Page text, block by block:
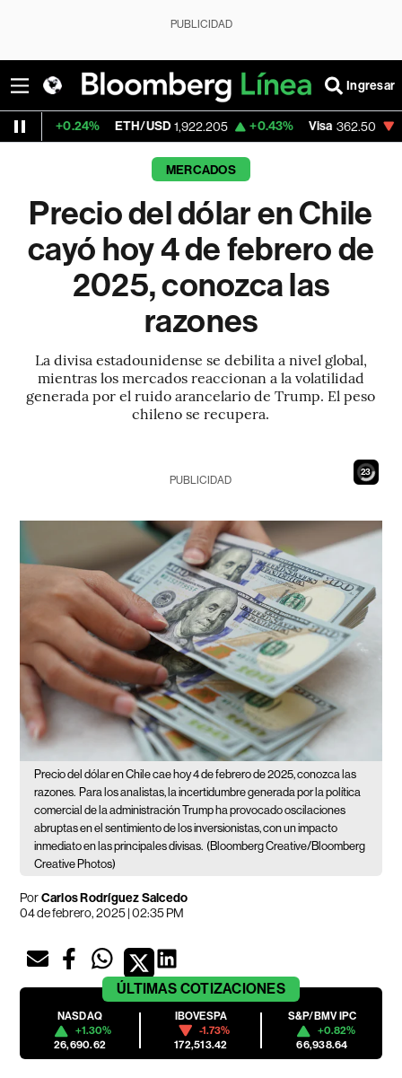
PUBLICIDAD
Ingresar
ETH/USD 1,922.205 +0.43% Visa 362.50 -2.15%
MERCADOS
Precio del dólar en Chile
cayó hoy 4 de febrero de
2025, conozca las
razones
La divisa estadounidense se debilita a nivel global,
mientras los mercados reaccionan a la volatilidad
generada por el ruido arancelario de Trump. El peso
chileno se recupera.
21
PUBLICIDAD
Precio del dólar en Chile cae hoy 4 de febrero de 2025, conozca las
razones. Para los analistas, la incertidumbre generada por la política
comercial de la administración Trump ha provocado oscilaciones
abruptas en el sentimiento de los inversionistas, con un impacto
inmediato en las principales divisas. (Bloomberg Creative/Bloomberg
Creative Photos)
PorCarlos Rodríguez Salcedo
04 de febrero, 2025 | 02:35 PM
ÚLTIMAS COTIZACIONES
NASDAQ
+1.30%
26,690.62
IBOVESPA
-1.73%
172,513.42
S&P/BMV IPC
+0.82%
66,938.64